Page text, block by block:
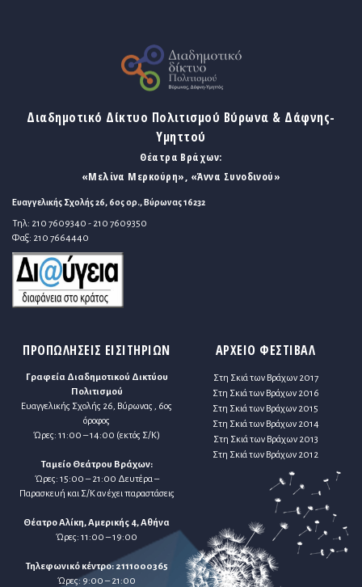
Διαδημοτικό Δίκτυο Πολιτισμού Βύρωνα & Δάφνης-
Υμηττού
Θέατρα Βράχων:
«Μελίνα Μερκούρη», «Άννα Συνοδινού»
Ευαγγελικής Σχολής 26, 6ος ορ., Βύρωνας 16232
Τηλ: 210 7609340 - 210 7609350
Φαξ: 210 7664440
ΠΡΟΠΩΛΗΣΕΙΣ ΕΙΣΙΤΗΡΙΩΝ
Γραφεία Διαδημοτικού Δικτύου
Πολιτισμού
Ευαγγελικής Σχολής 26, Βύρωνας , 6ος
όροφος
Ώρες: 11:00 – 14:00 (εκτός Σ/Κ)
Ταμείο Θεάτρου Βράχων:
Ώρες: 15:00 – 21:00 Δευτέρα –
Παρασκευή και Σ/Κ αν έχει παραστάσεις
Θέατρο Αλίκη, Αμερικής 4, Αθήνα
Ώρες: 11:00 – 19:00
Τηλεφωνικό κέντρο: 2111000365
Ώρες: 9:00 – 21:00
ΑΡΧΕΙΟ ΦΕΣΤΙΒΑΛ
Στη Σκιά των Βράχων 2017
Στη Σκιά των Βράχων 2016
Στη Σκιά των Βράχων 2015
Στη Σκιά των Βράχων 2014
Στη Σκιά των Βράχων 2013
Στη Σκιά των Βράχων 2012